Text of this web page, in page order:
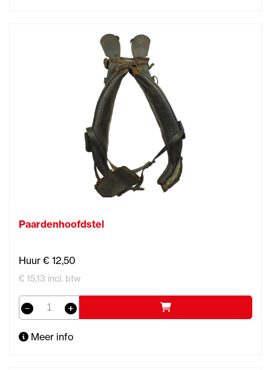
Paardenhoofdstel
Huur € 12,50
€ 15,13 incl. btw
Meer info